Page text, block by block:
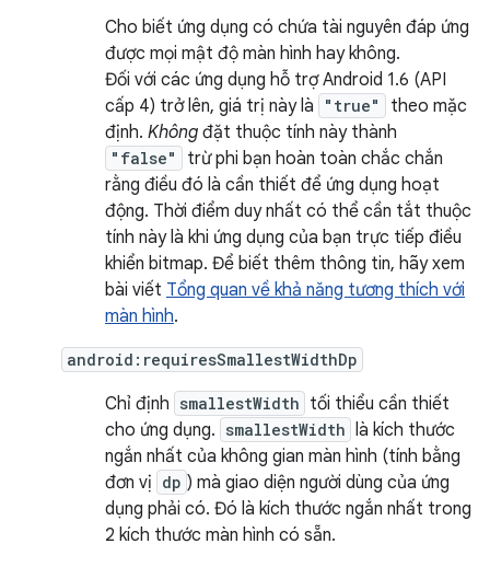
Cho biết ứng dụng có chứa tài nguyên đáp ứng
được mọi mật độ màn hình hay không.
Đối với các ứng dụng hỗ trợ Android 1.6 (API
cấp 4) trở lên, giá trị này là
"true"
theo mặc
định. Không đặt thuộc tính này thành
"false"
trừ phi bạn hoàn toàn chắc chắn
rằng điều đó là cần thiết để ứng dụng hoạt
động. Thời điểm duy nhất có thể cần tắt thuộc
tính này là khi ứng dụng của bạn trực tiếp điều
khiển bitmap. Để biết thêm thông tin, hãy xem
bài viết Tổng quan về khả năng tương thích với
màn hình.
android:requiresSmallestWidthDp
Chỉ định smallestWidth tối thiểu cần thiết
cho ứng dụng. smallestWidth là kích thước
ngắn nhất của không gian màn hình (tính bằng
đơn vị dp ) mà giao diện người dùng của ứng
dụng phải có. Đó là kích thước ngắn nhất trong
2 kích thước màn hình có sẵn.